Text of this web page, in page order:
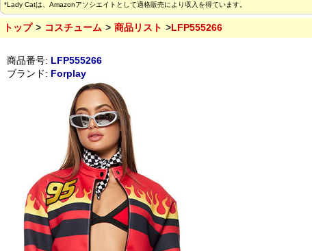
*Lady Catは、Amazonアソシエイトとして適格販売により収入を得ています。
トップ コスチューム 商品リスト LFP555266
商品番号: LFP555266
ブランド: Forplay